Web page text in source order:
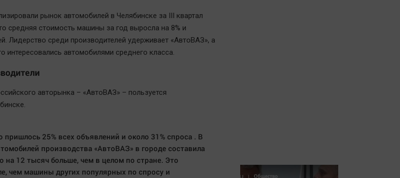
рынок автомобилей в Челябинске за III квартал
средняя стоимость машины за год выросла на 8% и
Лидерство среди производителей удерживает «АвтоВАЗ», а
интересовались автомобилями среднего класса.
авторынка – «АвтоВАЗ» – пользуется
пришлось 25% всех объявлений и около 31% спроса . В
производства «АвтоВАЗ» в городе составила
на 12 тысяч больше, чем в целом по стране. Это
чем машины других популярных по спросу и